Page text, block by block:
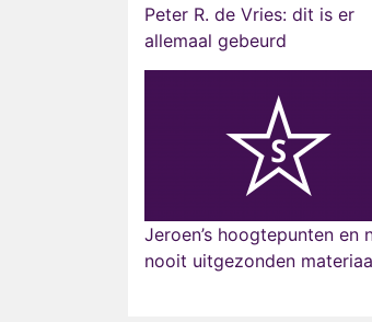
Peter R. de Vries: dit is er
allemaal gebeurd
Jeroen’s hoogtepunten en
nooit uitgezonden